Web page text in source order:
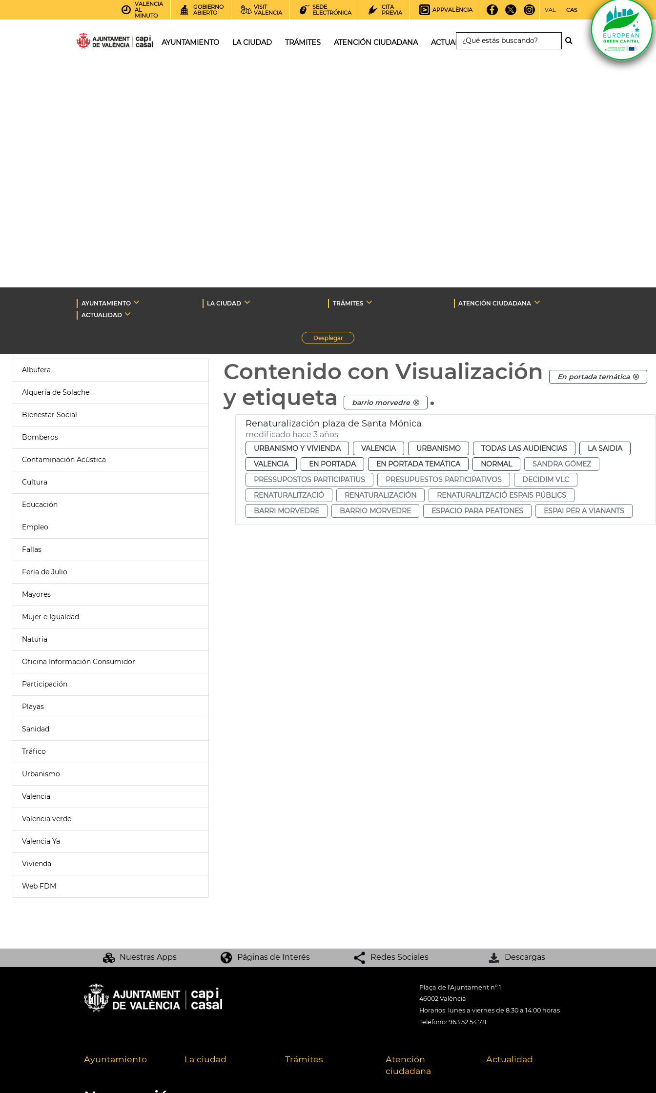
VALENCIA
AL
MINUTO
GOBIERNO
ABIERTO
VISIT
VALENCIA
SEDE
ELECTRÓNICA
CITA
PREVIA
APPVALÈNCIA VAL CAS
AYUNTAMIENTO LA CIUDAD TRÁMITES ATENCIÓN CIUDADANA ACTUALIDAD
AYUNTAMIENTO LA CIUDAD TRÁMITES
ATENCIÓN CIUDADANA
ACTUALIDAD
Desplegar
Albufera
Alquería de Solache
Bienestar Social
Bomberos
Contaminación Acústica
Cultura
Educación
Empleo
Fallas
Feria de Julio
Mayores
Mujer e Igualdad
Naturia
Oficina Información Consumidor
Participación
Playas
Sanidad
Tráfico
Urbanismo
Valencia
Valencia verde
Valencia Ya
Vivienda
Web FDM
Contenido con Visualización En portada temática
y etiqueta barrio morvedre .
Renaturalización plaza de Santa Mónica
modificado hace 3 años
URBANISMO Y VIVIENDA VALENCIA URBANISMO TODAS LAS AUDIENCIAS
LA SAIDIA
VALENCIA
EN PORTADA EN PORTADA TEMÁTICA NORMAL
SANDRA GÓMEZ
PRESSUPOSTOS PARTICIPATIUS
PRESUPUESTOS PARTICIPATIVOS
DECIDIM VLC
RENATURALITZACIÓ
RENATURALIZACIÓN
RENATURALITZACIÓ ESPAIS PÚBLICS
BARRI MORVEDRE
BARRIO MORVEDRE ESPACIO PARA PEATONES ESPAI PER A VIANANTS
Nuestras Apps Páginas de Interés Redes Sociales Descargas
Plaça de l'Ajuntament nº 1
46002 València
Horarios: lunes a viernes de 8:30 a 14:00 horas
Teléfono: 963 52 54 78
Ayuntamiento La ciudad Trámites
Atención
ciudadana
Actualidad